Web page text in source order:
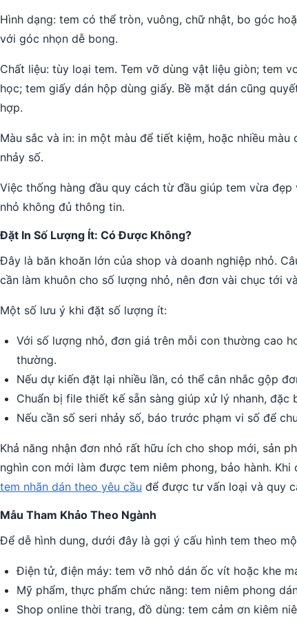
Hình dạng: tem có thể tròn, vuông, chữ nhật, bo góc
với góc nhọn dễ bong.
Chất liệu: tùy loại tem. Tem vỡ dùng vật liệu giòn; tem
học; tem giấy dán hộp dùng giấy. Bề mặt dán cũng
hợp.
Màu sắc và in: in một màu để tiết kiệm, hoặc nhiều
nhảy số.
Việc thống hàng đầu quy cách từ đầu giúp tem vừa
nhỏ không đủ thông tin.
Đặt In Số Lượng Ít: Có Được Không?
Đây là băn khoăn lớn của shop và doanh nghiệp nhỏ.
cần làm khuôn cho số lượng nhỏ, nên đơn vài chục tới
Một số lưu ý khi đặt số lượng ít:
Với số lượng nhỏ, đơn giá trên mỗi con thường cao
thường.
Nếu dự kiến đặt lại nhiều lần, có thể cân nhắc gộp
Chuẩn bị file thiết kế sẵn sàng giúp xử lý nhanh, đặc
Nếu cần số seri nhảy số, báo trước phạm vi số để
Khả năng nhận đơn nhỏ rất hữu ích cho shop mới, sản
nghìn con mới làm được tem niêm phong, bảo hành.
tem nhãn dán theo yêu cầu để được tư vấn loại và quy
Mẫu Tham Khảo Theo Ngành
Để dễ hình dung, dưới đây là gợi ý cấu hình tem theo
Điện tử, điện máy: tem vỡ nhỏ dán ốc vít hoặc khe
Mỹ phẩm, thực phẩm chức năng: tem niêm phong
Shop online thời trang, đồ dùng: tem cảm ơn kiêm